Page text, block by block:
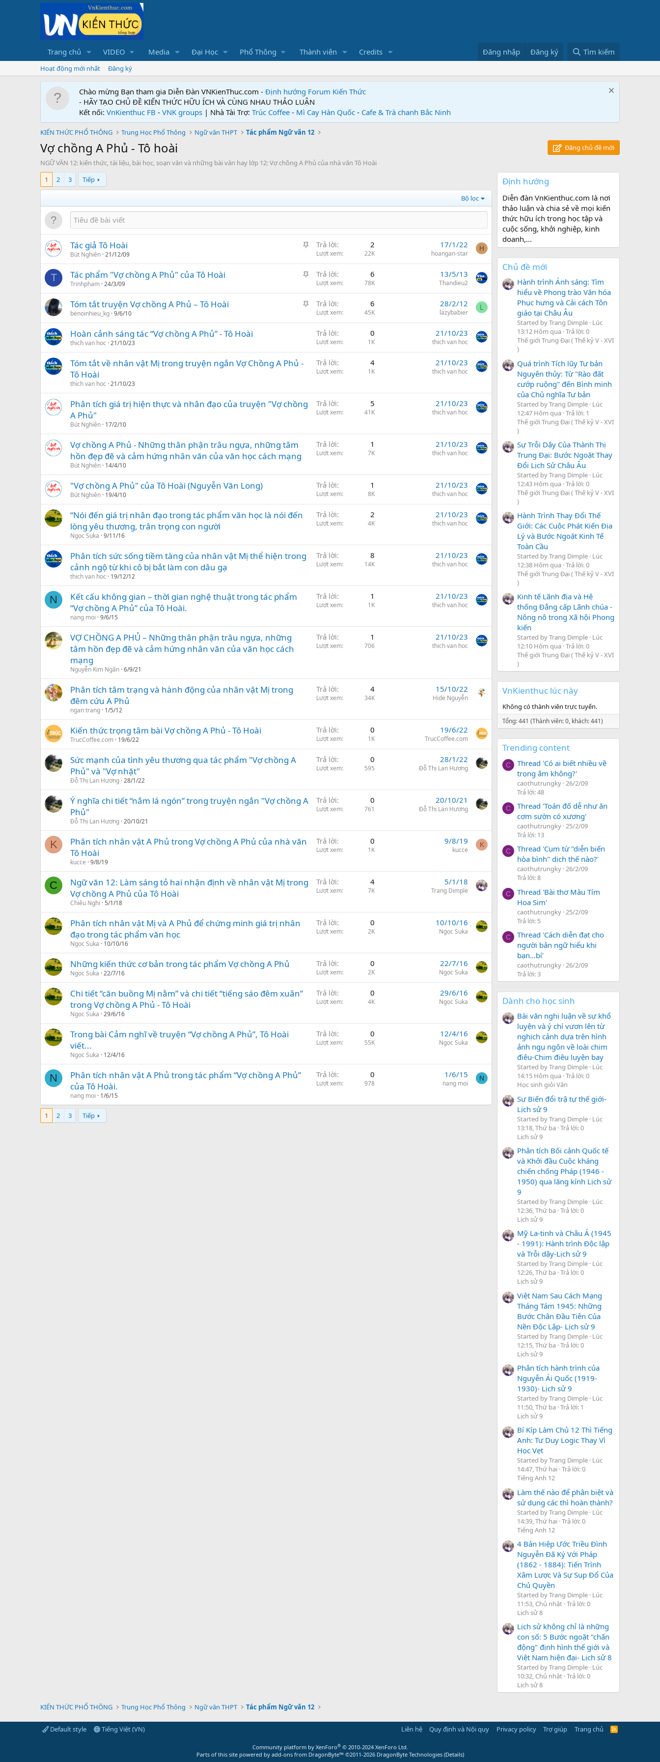
Trang chủ VIDEO Media Đại Học Phổ Thông Thành viên Credits Đăng nhập Đăng ký Tìm kiếm
Hoạt động mới nhất Đăng ký
Chào mừng Bạn tham gia Diễn Đàn VNKienThuc.com - Định hướng Forum Kiến Thức
- HÃY TẠO CHỦ ĐỀ KIẾN THỨC HỮU ÍCH VÀ CÙNG NHAU THẢO LUẬN
Kết nối: VnKienthuc FB - VNK groups | Nhà Tài Trợ: Trúc Coffee - Mì Cay Hàn Quốc - Cafe & Trà chanh Bắc Ninh
KIẾN THỨC PHỔ THÔNG Trung Học Phổ Thông Ngữ văn THPT Tác phẩm Ngữ văn 12
Vợ chồng A Phủ - Tô hoài
Đăng chủ đề mới
NGỮ VĂN 12: kiến thức, tài liệu, bài học, soạn văn và những bài văn hay lớp 12: Vợ chồng A Phủ của nhà văn Tô Hoài
1
2 3 Tiếp
Bộ lọc
G
i
m
ạ
i
Tác giả Tô Hoài
Bút Nghiên 21/12/09
Trả lời 2
Lượt xem 22K
17/1/22
hoangan-star
H
T
G
i
m
ạ
Tác phẩm "Vợ chồng A Phủ" của Tô Hoài
Trinhpham 24/3/09
Trả lời 6
Lượt xem 78K
13/5/13
Thandieu2
G
i
ạ
Tóm tắt truyện Vợ chồng A Phủ – Tô Hoài
benoinhieu_kg 9/6/10
Trả lời 6
Lượt xem 45K
28/2/12
lazybabier
L
Hoàn cảnh sáng tác “Vợ chồng A Phủ” - Tô Hoài
thich van hoc 21/10/23
Trả lời 0
Lượt xem 1K
21/10/23
thich van hoc
Tóm tắt về nhân vật Mị trong truyện ngắn Vợ Chồng A Phủ -
Tô Hoài
thich van hoc 21/10/23
Trả lời 4
Lượt xem 1K
21/10/23
thich van hoc
Phân tích giá trị hiện thực và nhân đạo của truyện "Vợ chồng
A Phủ"
Bút Nghiên 17/2/10
Trả lời 5
Lượt xem 41K
21/10/23
thich van hoc
Vợ chồng A Phủ - Những thân phận trâu ngựa, những tâm
hồn đẹp đẽ và cảm hứng nhân văn của văn học cách mạng
Bút Nghiên 14/4/10
Trả lời 1
Lượt xem 7K
21/10/23
thich van hoc
"Vợ chồng A Phủ" của Tô Hoài (Nguyễn Văn Long)
Bút Nghiên 19/4/10
Trả lời 1
Lượt xem 8K
21/10/23
thich van hoc
“Nói đến giá trị nhân đạo trong tác phẩm văn học là nói đến
lòng yêu thương, trân trọng con người
Ngọc Suka 9/11/16
Trả lời 2
Lượt xem 4K
21/10/23
thich van hoc
Phân tích sức sống tiềm tàng của nhân vật Mị thể hiện trong
cảnh ngộ từ khi cô bị bắt làm con dâu gạ
thich van hoc 19/12/12
Trả lời 8
Lượt xem 14K
21/10/23
thich van hoc
N
Kết cấu không gian – thời gian nghệ thuật trong tác phẩm
“Vợ chồng A Phủ” của Tô Hoài.
nang moi 9/6/15
Trả lời 1
Lượt xem 1K
21/10/23
thich van hoc
VỢ CHỒNG A PHỦ – Những thân phận trâu ngựa, những
tâm hồn đẹp đẽ và cảm hứng nhân văn của văn học cách
mạng
Nguyễn Kim Ngân 6/9/21
Trả lời 1
Lượt xem 706
21/10/23
thich van hoc
Phân tích tâm trạng và hành động của nhân vật Mị trong
đêm cứu A Phủ
ngan trang 1/5/12
Trả lời 4
Lượt xem 34K
15/10/22
Hide Nguyễn
Kiến thức trọng tâm bài Vợ chồng A Phủ - Tô Hoài
TrucCoffee.com 19/6/22
Trả lời 0
Lượt xem 1K
19/6/22
TrucCoffee.com
Sức mạnh của tình yêu thương qua tác phẩm "Vợ chồng A
Phủ" và "Vợ nhặt"
Đỗ Thị Lan Hương 28/1/22
Trả lời 0
Lượt xem 595
28/1/22
Đỗ Thị Lan Hương
Ý nghĩa chi tiết “nắm lá ngón” trong truyện ngắn "Vợ chồng A
Phủ"
Đỗ Thị Lan Hương 20/10/21
Trả lời 0
Lượt xem 761
20/10/21
Đỗ Thị Lan Hương
K
Phân tích nhân vật A Phủ trong Vợ chồng A Phủ của nhà văn
Tô Hoài
kucce 9/8/19
Trả lời 0
Lượt xem 1K
9/8/19
kucce
K
C
Ngữ văn 12: Làm sáng tỏ hai nhận định về nhân vật Mị trong
Vợ chồng A Phủ của Tô Hoài
Chiêu Nghi 5/1/18
Trả lời 4
Lượt xem 7K
5/1/18
Trang Dimple
Phân tích nhân vật Mị và A Phủ để chứng minh giá trị nhân
đạo trong tác phẩm văn học
Ngọc Suka 10/10/16
Trả lời 0
Lượt xem 2K
10/10/16
Ngọc Suka
Những kiến thức cơ bản trong tác phẩm Vợ chồng A Phủ
Ngọc Suka 22/7/16
Trả lời 0
Lượt xem 2K
22/7/16
Ngọc Suka
Chi tiết “căn buồng Mị nằm” và chi tiết “tiếng sáo đêm xuân”
trong Vợ chồng A Phủ - Tô Hoài
Ngọc Suka 29/6/16
Trả lời 0
Lượt xem 4K
29/6/16
Ngọc Suka
Trong bài Cảm nghĩ về truyện “Vợ chồng A Phủ”, Tô Hoài
viết...
Ngọc Suka 12/4/16
Trả lời 0
Lượt xem 55K
12/4/16
Ngọc Suka
N
Phân tích nhân vật A Phủ trong tác phẩm “Vợ chồng A Phủ”
của Tô Hoài.
nang moi 1/6/15
Trả lời 0
Lượt xem 978
1/6/15
nang moi
N
1 2 3 Tiếp
Định hướng
Diễn đàn VnKienthuc.com là nơi
thảo luận và chia sẻ về mọi kiến
thức hữu ích trong học tập và
cuộc sống, khởi nghiệp, kinh
doanh,...
Chủ đề mới
Hành trình Ánh sáng: Tìm
hiểu về Phong trào Văn hóa
Phục hưng và Cải cách Tôn
giáo tại Châu Âu
Started by Trang Dimple Lúc
13:12 Hôm qua Trả lời: 0
Thế giới Trung Đại ( Thế kỷ V - XVI
)
Quá trình Tích lũy Tư bản
Nguyên thủy: Từ "Rào đất
cướp ruộng" đến Bình minh
của Chủ nghĩa Tư bản
Started by Trang Dimple Lúc
12:47 Hôm qua Trả lời: 1
Thế giới Trung Đại ( Thế kỷ V - XVI
)
Sự Trỗi Dậy Của Thành Thị
Trung Đại: Bước Ngoặt Thay
Đổi Lịch Sử Châu Âu
Started by Trang Dimple Lúc
12:43 Hôm qua Trả lời: 0
Thế giới Trung Đại ( Thế kỷ V - XVI
)
Hành Trình Thay Đổi Thế
Giới: Các Cuộc Phát Kiến Địa
Lý và Bước Ngoặt Kinh Tế
Toàn Cầu
Started by Trang Dimple Lúc
12:38 Hôm qua Trả lời: 0
Thế giới Trung Đại ( Thế kỷ V - XVI
)
Kinh tế Lãnh địa và Hệ
thống Đẳng cấp Lãnh chúa -
Nông nô trong Xã hội Phong
kiến
Started by Trang Dimple Lúc
12:10 Hôm qua Trả lời: 0
Thế giới Trung Đại ( Thế kỷ V - XVI
)
VnKienthuc lúc này
Không có thành viên trực tuyến.
Tổng: 441 (Thành viên: 0, khách: 441)
Trending content
C
Thread 'Có ai biết nhiều về
trọng âm không?'
caothutrungky 26/2/09
Trả lời: 48
C
Thread 'Toán đố dễ như ăn
cơm sườn có xương'
caothutrungky 25/2/09
Trả lời: 13
C
Thread 'Cụm từ "diễn biến
hòa bình" dịch thế nào?'
caothutrungky 26/2/09
Trả lời: 8
C
Thread 'Bài thơ Màu Tím
Hoa Sim'
caothutrungky 25/2/09
Trả lời: 5
C
Thread 'Cách diễn đạt cho
người bản ngữ hiểu khi
bạn…bí'
caothutrungky 26/2/09
Trả lời: 3
Dành cho học sinh
Bài văn nghị luận về sự khổ
luyện và ý chí vươn lên từ
nghịch cảnh dựa trên hình
ảnh ngụ ngôn về loài chim
điêu-Chim điêu luyện bay
Started by Trang Dimple Lúc
14:15 Hôm qua Trả lời: 0
Học sinh giỏi Văn
Sự Biến đổi trậ tự thế giới-
Lịch sử 9
Started by Trang Dimple Lúc
13:18, Thứ ba Trả lời: 0
Lịch sử 9
Phân tích Bối cảnh Quốc tế
và Khởi đầu Cuộc kháng
chiến chống Pháp (1946 -
1950) qua lăng kính Lịch sử
9
Started by Trang Dimple Lúc
12:36, Thứ ba Trả lời: 0
Lịch sử 9
Mỹ La-tinh và Châu Á (1945
- 1991): Hành trình Độc lập
và Trỗi dậy-Lịch sử 9
Started by Trang Dimple Lúc
12:26, Thứ ba Trả lời: 0
Lịch sử 9
Việt Nam Sau Cách Mạng
Tháng Tám 1945: Những
Bước Chân Đầu Tiên Của
Nền Độc Lập- Lịch sử 9
Started by Trang Dimple Lúc
12:15, Thứ ba Trả lời: 0
Lịch sử 9
Phân tích hành trình của
Nguyễn Ái Quốc (1919-
1930)- Lịch sử 9
Started by Trang Dimple Lúc
11:50, Thứ ba Trả lời: 1
Lịch sử 9
Bí Kíp Làm Chủ 12 Thì Tiếng
Anh: Tư Duy Logic Thay Vì
Học Vẹt
Started by Trang Dimple Lúc
14:47, Thứ hai Trả lời: 0
Tiếng Anh 12
Làm thế nào để phân biệt và
sử dụng các thì hoàn thành?
Started by Trang Dimple Lúc
14:39, Thứ hai Trả lời: 0
Tiếng Anh 12
4 Bản Hiệp Ước Triều Đình
Nguyễn Đã Ký Với Pháp
(1862 - 1884): Tiến Trình
Xâm Lược Và Sự Sụp Đổ Của
Chủ Quyền
Started by Trang Dimple Lúc
11:53, Chủ nhật Trả lời: 0
Lịch sử 8
Lịch sử không chỉ là những
con số: 5 Bước ngoặt "chấn
động" định hình thế giới và
Việt Nam hiện đại- Lịch sử 8
Started by Trang Dimple Lúc
10:32, Chủ nhật Trả lời: 0
Lịch sử 8
KIẾN THỨC PHỔ THÔNG Trung Học Phổ Thông Ngữ văn THPT Tác phẩm Ngữ văn 12
Default style Tiếng Việt (VN) Liên hệ Quy định và Nội quy Privacy policy Trợ giúp Trang chủ
R
Community platform by XenForo® © 2010-2024 XenForo Ltd.
Parts of this site powered by add-ons from DragonByte™ ©2011-2026 DragonByte Technologies(Details)